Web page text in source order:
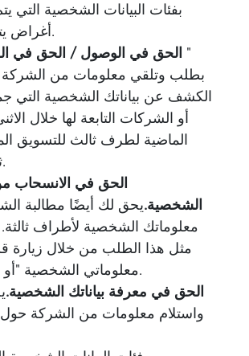
بفئات البيانات الشخصية التي
أغراض يتم استخدامها.
الحق في الوصول / الحق في
الكشف عن بياناتك الشخصية التي
أو الشركات التابعة لها خلال
الماضية لطرف ثالث للتسويق
ثالث المقاصد.
الحق في الانسحاب من
الشخصية.يحق لك أيضًا مطالبة
معلوماتك الشخصية لأطراف
مثل هذا الطلب من خلال زيارة
معلوماتي الشخصية "أو صفحة الويب.
الحق في معرفة بياناتك الشخصية.
واستلام معلومات من الشركة حول